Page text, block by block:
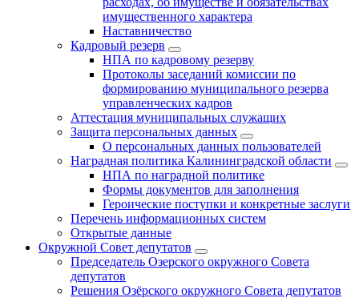
имущественного характера
Наставничество
Кадровый резерв
НПА по кадровому резерву
Протоколы заседаний комиссии по
формированию муниципального резерва
управленческих кадров
Аттестация муниципальных служащих
Защита персональных данных
О персональных данных пользователей
Наградная политика Калининградской области
НПА по наградной политике
Формы документов для заполнения
Героические поступки и конкретные заслуги
Перечень информационных систем
Открытые данные
Окружной Совет депутатов
Председатель Озерского окружного Совета
депутатов
Решения Озёрского окружного Совета депутатов